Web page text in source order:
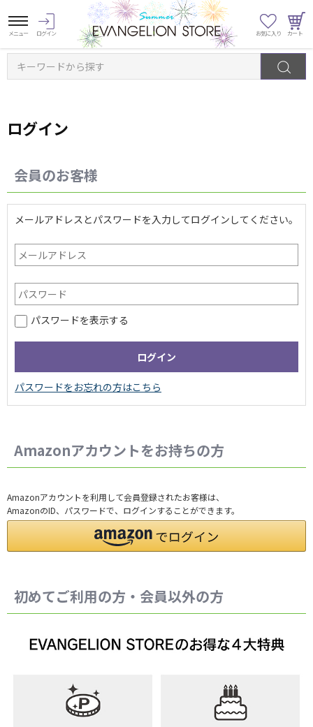
キーワードから探す
ログイン
会員のお客様
メールアドレスとパスワードを入力してログインしてください。
パスワードを表示する
Amazonアカウントをお持ちの方
Amazonアカウントを利用して会員登録されたお客様は、
AmazonのID、パスワードで、ログインすることができます。
初めてご利用の方・会員以外の方